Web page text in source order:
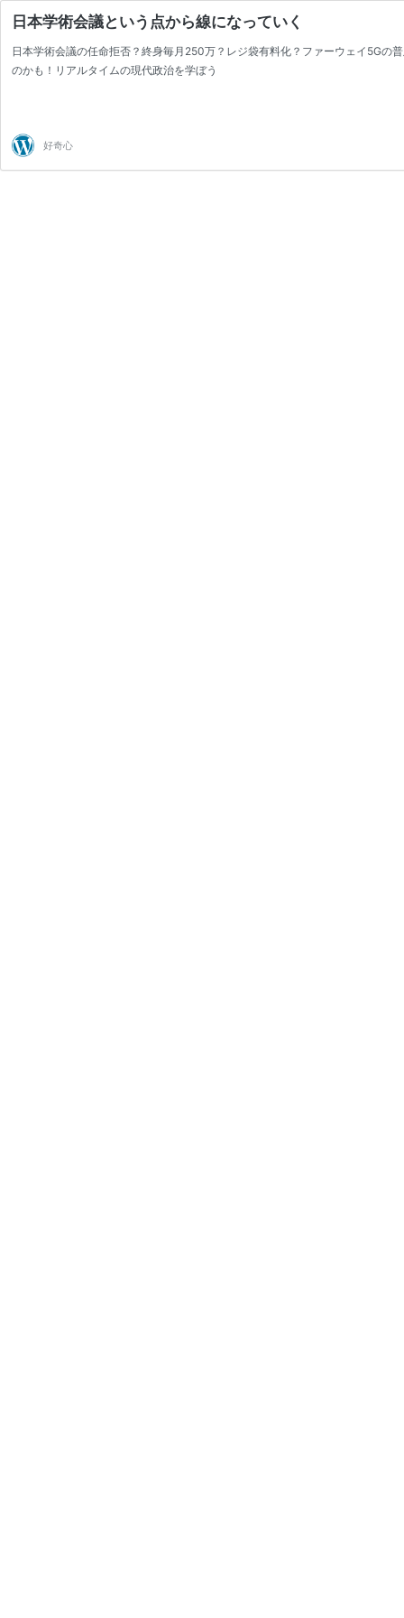
日本学術会議という点から線になっていく
日本学術会議の任命拒否？終身毎月250万？レジ袋有料化？ファーウェイ5Gの
のかも！リアルタイムの現代政治を学ぼう
好奇心